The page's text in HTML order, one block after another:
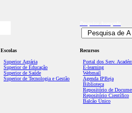
Escolas
Superior Agrária
Superior de Educação
Superior de Saúde
Superior de Tecnologia e Gestão
Recursos
Portal dos Serv.
E-learning
Webmail
Agenda IPBeja
Biblioteca
Repositório de
Repositório Científico
Balcão Único